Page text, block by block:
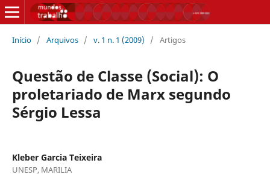
Início / Arquivos / v. 1 n. 1 (2009) / Artigos
Questão de Classe (Social): O
proletariado de Marx segundo
Sérgio Lessa
Kleber Garcia Teixeira
UNESP, MARILIA